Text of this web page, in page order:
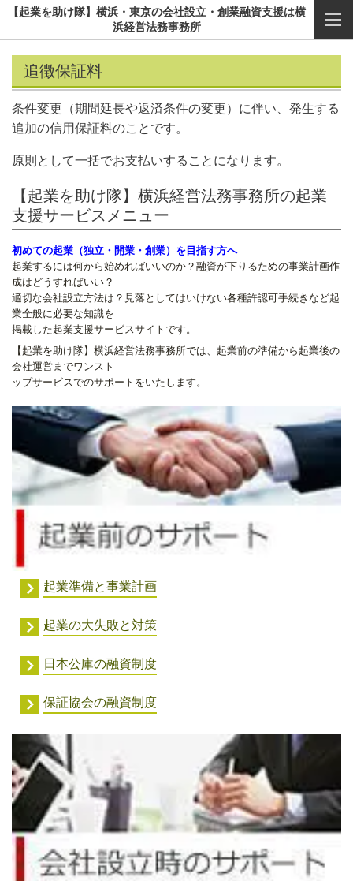
【起業を助け隊】横浜・東京の会社設立・創業融資支援は横
浜経営法務事務所
追徴保証料
条件変更（期間延長や返済条件の変更）に伴い、発生する
追加の信用保証料のことです。
原則として一括でお支払いすることになります。
【起業を助け隊】横浜経営法務事務所の起業
支援サービスメニュー
初めての起業（独立・開業・創業）を目指す方へ
起業するには何から始めればいいのか？融資が下りるための事業計画作
成はどうすればいい？
適切な会社設立方法は？見落としてはいけない各種許認可手続きなど起
業全般に必要な知識を
掲載した起業支援サービスサイトです。
【起業を助け隊】横浜経営法務事務所では、起業前の準備から起業後の
会社運営までワンスト
ップサービスでのサポートをいたします。
起業準備と事業計画
起業の大失敗と対策
日本公庫の融資制度
保証協会の融資制度